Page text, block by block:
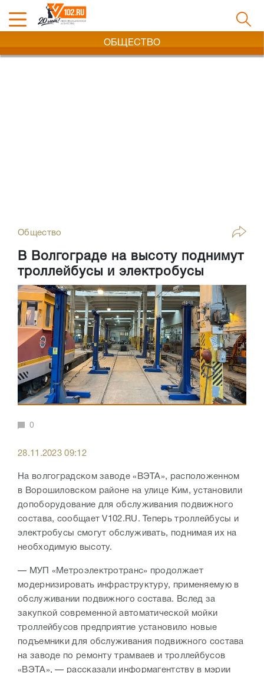
ОБЩЕСТВО
Общество
В Волгограде на высоту поднимут
троллейбусы и электробусы
0
28.11.2023 09:12
На волгоградском заводе «ВЭТА», расположенном
в Ворошиловском районе на улице Ким, установили
допоборудование для обслуживания подвижного
состава, сообщает V102.RU. Теперь троллейбусы и
электробусы смогут обслуживать, поднимая их на
необходимую высоту.
— МУП «Метроэлектротранс» продолжает
модернизировать инфраструктуру, применяемую в
обслуживании подвижного состава. Вслед за
закупкой современной автоматической мойки
троллейбусов предприятие установило новые
подъемники для обслуживания подвижного состава
на заводе по ремонту трамваев и троллейбусов
«ВЭТА», — рассказали информагентству в мэрии